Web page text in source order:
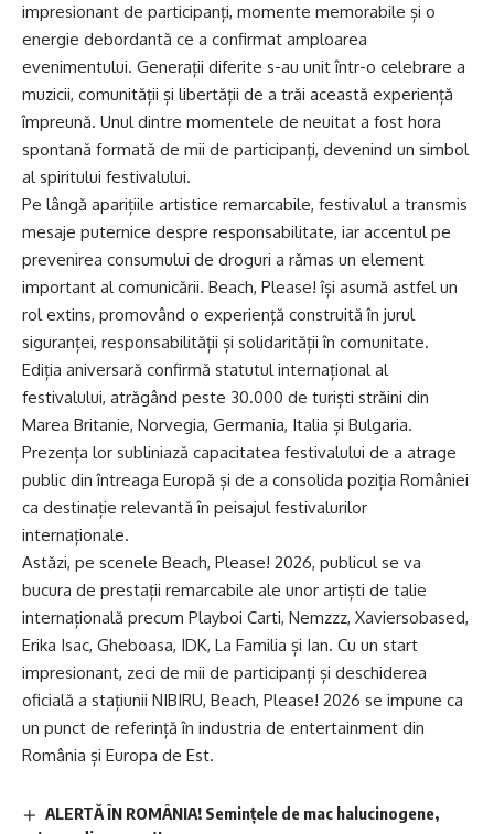
impresionant de participanți, momente memorabile și o
energie debordantă ce a confirmat amploarea
evenimentului. Generații diferite s-au unit într-o celebrare a
muzicii, comunității și libertății de a trăi această experiență
împreună. Unul dintre momentele de neuitat a fost hora
spontană formată de mii de participanți, devenind un simbol
al spiritului festivalului.
Pe lângă aparițiile artistice remarcabile, festivalul a transmis
mesaje puternice despre responsabilitate, iar accentul pe
prevenirea consumului de droguri a rămas un element
important al comunicării. Beach, Please! își asumă astfel un
rol extins, promovând o experiență construită în jurul
siguranței, responsabilității și solidarității în comunitate.
Ediția aniversară confirmă statutul internațional al
festivalului, atrăgând peste 30.000 de turiști străini din
Marea Britanie, Norvegia, Germania, Italia și Bulgaria.
Prezența lor subliniază capacitatea festivalului de a atrage
public din întreaga Europă și de a consolida poziția României
ca destinație relevantă în peisajul festivalurilor
internaționale.
Astăzi, pe scenele Beach, Please! 2026, publicul se va
bucura de prestații remarcabile ale unor artiști de talie
internațională precum Playboi Carti, Nemzzz, Xaviersobased,
Erika Isac, Gheboasa, IDK, La Familia și Ian. Cu un start
impresionant, zeci de mii de participanți și deschiderea
oficială a stațiunii NIBIRU, Beach, Please! 2026 se impune ca
un punct de referință în industria de entertainment din
România și Europa de Est.
ALERTĂ ÎN ROMÂNIA! Semințele de mac halucinogene,